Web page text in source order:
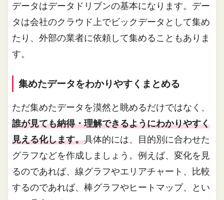
データはデータドリブンの基本になります。デー
タは会社のクラウド上でビックデータとして集め
たり、外部の業者に依頼して集めることもありま
す。
集めたデータをわかりやすくまとめる
ただ集めたデータを漠然と眺めるだけではなく、
誰が見ても納得・理解できるようにわかりやすく
見える化します。具体的には、目的別に合わせた
グラフなどを作成しましょう。例えば、変化を見
るのであれば、線グラフやエリアチャート、比較
するのであれば、棒グラフやヒートマップ、とい